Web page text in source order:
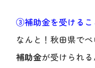
③補助金を受けるこ
なんと！秋田県で
補助金が受けられる